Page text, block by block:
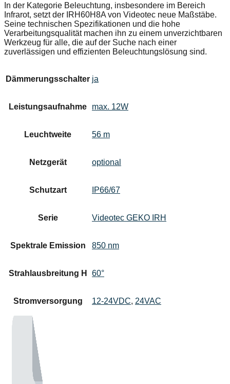
In der Kategorie Beleuchtung, insbesondere im Bereich
Infrarot, setzt der IRH60H8A von Videotec neue Maßstäbe.
Seine technischen Spezifikationen und die hohe
Verarbeitungsqualität machen ihn zu einem unverzichtbaren
Werkzeug für alle, die auf der Suche nach einer
zuverlässigen und effizienten Beleuchtungslösung sind.
Dämmerungsschalter ja
Leistungsaufnahme max. 12W
Leuchtweite 56 m
Netzgerät optional
Schutzart IP66/67
Serie Videotec GEKO IRH
Spektrale Emission 850 nm
Strahlausbreitung H 60°
Stromversorgung 12-24VDC, 24VAC